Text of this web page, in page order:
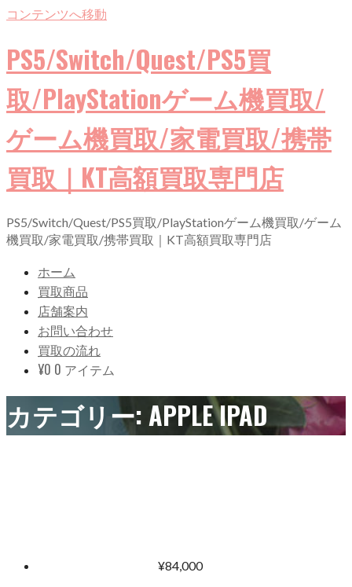
コンテンツへ移動
PS5/Switch/Quest/PS5買
取/PlayStationゲーム機買取/
ゲーム機買取/家電買取/携帯
買取｜KT高額買取専門店
PS5/Switch/Quest/PS5買取/PlayStationゲーム機買取/ゲーム
機買取/家電買取/携帯買取｜KT高額買取専門店
ホーム
買取商品
店舗案内
お問い合わせ
買取の流れ
¥0 0 アイテム
カテゴリー: APPLE IPAD
¥84,000